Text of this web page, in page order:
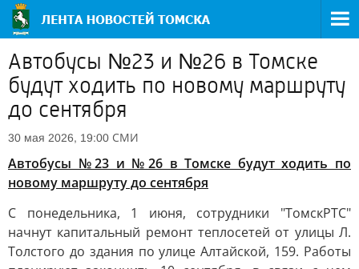
Автобусы №23 и №26 в Томске
будут ходить по новому маршруту
до сентября
30 мая 2026, 19:00 СМИ
Автобусы №23 и №26 в Томске будут ходить по
новому маршруту до сентября
С понедельника, 1 июня, сотрудники "ТомскРТС"
начнут капитальный ремонт теплосетей от улицы Л.
Толстого до здания по улице Алтайской, 159. Работы